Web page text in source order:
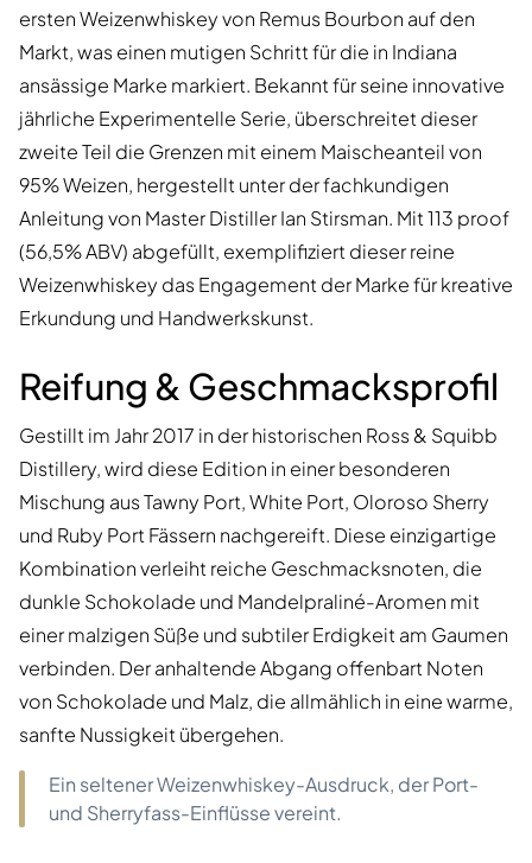
ersten Weizenwhiskey von Remus Bourbon auf den
Markt, was einen mutigen Schritt für die in Indiana
ansässige Marke markiert. Bekannt für seine innovative
jährliche Experimentelle Serie, überschreitet dieser
zweite Teil die Grenzen mit einem Maischeanteil von
95% Weizen, hergestellt unter der fachkundigen
Anleitung von Master Distiller Ian Stirsman. Mit 113 proof
(56,5% ABV) abgefüllt, exemplifiziert dieser reine
Weizenwhiskey das Engagement der Marke für kreative
Erkundung und Handwerkskunst.
Reifung & Geschmacksprofil
Gestillt im Jahr 2017 in der historischen Ross & Squibb
Distillery, wird diese Edition in einer besonderen
Mischung aus Tawny Port, White Port, Oloroso Sherry
und Ruby Port Fässern nachgereift. Diese einzigartige
Kombination verleiht reiche Geschmacksnoten, die
dunkle Schokolade und Mandelpraliné-Aromen mit
einer malzigen Süße und subtiler Erdigkeit am Gaumen
verbinden. Der anhaltende Abgang offenbart Noten
von Schokolade und Malz, die allmählich in eine warme,
sanfte Nussigkeit übergehen.
Ein seltener Weizenwhiskey-Ausdruck, der Port-
und Sherryfass-Einflüsse vereint.